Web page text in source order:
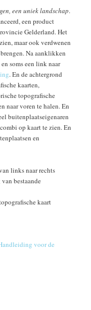
een uniek landschap.
een product
Gelderland. Het
maar ook verdwenen
Na aanklikken
soms een link naar
. En de achtergrond
kaarten,
topografische
naar voren te halen. En
buitenplaatseigenaren
op kaart te zien. En
en
links naar rechts
bestaande
kaart
voor de